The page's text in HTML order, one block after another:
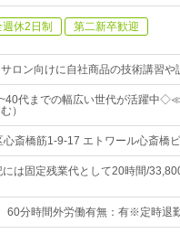
休2日制 第二新卒歓迎
ロン向けに自社商品の技術講習や
代までの幅広い世代が活躍中
）
心斎橋筋1-9-17 エトワール心斎
には固定残業代として20時間/
分時間外労働有無：有※定時退